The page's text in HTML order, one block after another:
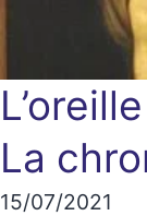
La
15/07/2021